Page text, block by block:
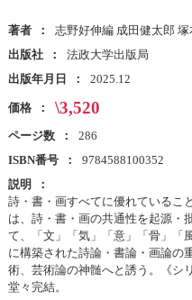
著者
志野好伸編 成田健太郎
出版社
法政大学出版局
出版年月日
2025.12
価格 \3,520
ページ数
286
ISBN番号
9784588100352
説明
詩・書・画すべてに優れているこ
は、詩・書・画の共通性を起源・
て、「文」「気」「意」「骨」「
に構築された詩論・書論・画論の
術、芸術論の神髄へと誘う。《シ
堂々完結。